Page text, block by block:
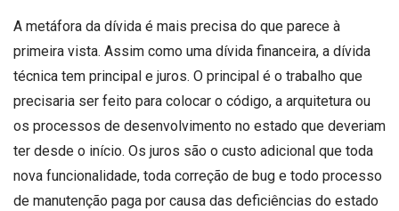
A metáfora da dívida é mais precisa do que parece à
primeira vista. Assim como uma dívida financeira, a dívida
técnica tem principal e juros. O principal é o trabalho que
precisaria ser feito para colocar o código, a arquitetura ou
os processos de desenvolvimento no estado que deveriam
ter desde o início. Os juros são o custo adicional que toda
nova funcionalidade, toda correção de bug e todo processo
de manutenção paga por causa das deficiências do estado